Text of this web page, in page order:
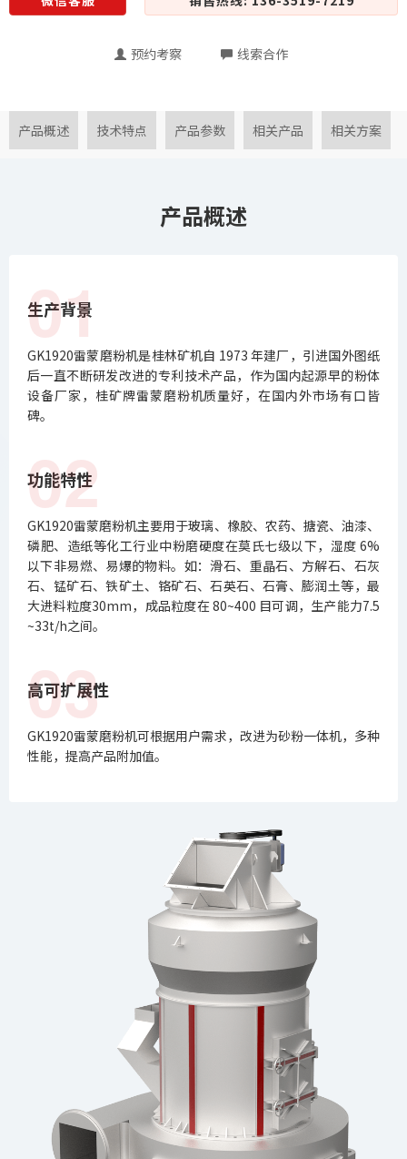
预约考察 线索合作
产品概述 技术特点 产品参数 相关产品 相关方案
产品概述
01
生产背景
GK1920雷蒙磨粉机是桂林矿机自 1973 年建厂，引进国外图纸
后一直不断研发改进的专利技术产品，作为国内起源早的粉体
设备厂家，桂矿牌雷蒙磨粉机质量好，在国内外市场有口皆
碑。
02
功能特性
GK1920雷蒙磨粉机主要用于玻璃、橡胶、农药、搪瓷、油漆、
磷肥、造纸等化工行业中粉磨硬度在莫氏七级以下，湿度 6%
以下非易燃、易爆的物料。如：滑石、重晶石、方解石、石灰
石、锰矿石、铁矿土、铬矿石、石英石、石膏、膨润土等，最
大进料粒度30mm，成品粒度在 80~400 目可调，生产能力7.5
~33t/h之间。
03
高可扩展性
GK1920雷蒙磨粉机可根据用户需求，改进为砂粉一体机，多种
性能，提高产品附加值。